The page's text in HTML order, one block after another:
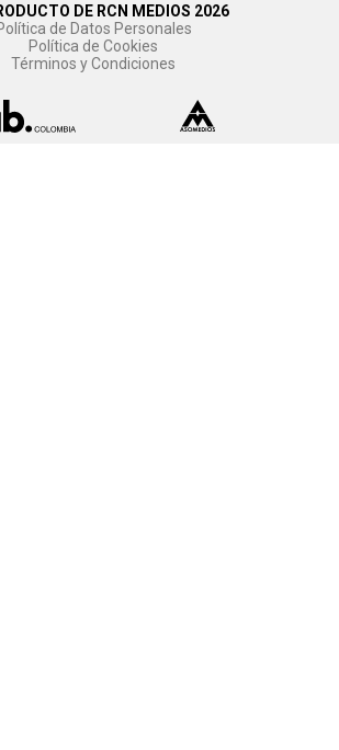
DE RCN MEDIOS 2026
de Datos Personales
Política de Cookies
Términos y Condiciones